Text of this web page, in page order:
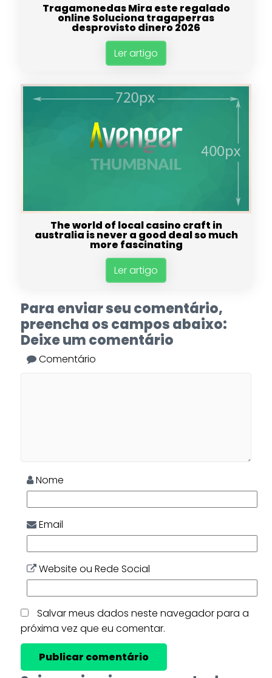
Tragamonedas Mira este regalado
online Soluciona tragaperras
desprovisto dinero 2026
Ler artigo
The world of local casino craft in
australia is never a good deal so much
more fascinating
Ler artigo
Para enviar seu comentário,
preencha os campos abaixo:
Deixe um comentário
Comentário
Nome
Email
Website ou Rede Social
Salvar meus dados neste navegador para a
próxima vez que eu comentar.